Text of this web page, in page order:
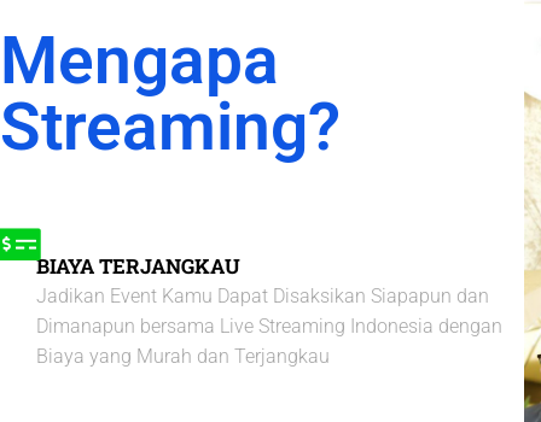
Mengapa
Streaming?
BIAYA TERJANGKAU
Jadikan Event Kamu Dapat Disaksikan Siapapun dan
Dimanapun bersama Live Streaming Indonesia dengan
Biaya yang Murah dan Terjangkau ​